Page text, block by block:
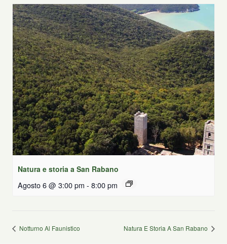
Natura e storia a San Rabano
Agosto 6 @ 3:00 pm - 8:00 pm
Notturno Al Faunistico Natura E Storia A San Rabano